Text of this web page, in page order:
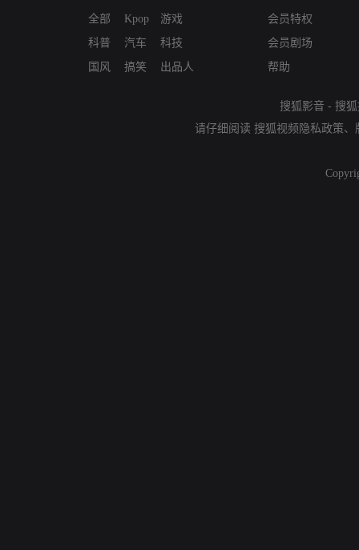
全部
科普
国风
Kpop
汽车
搞笑
游戏
科技
出品人
会员特权
会员剧场
帮助
搜狐影音 - 搜
请仔细阅读 搜狐视频隐私政策、